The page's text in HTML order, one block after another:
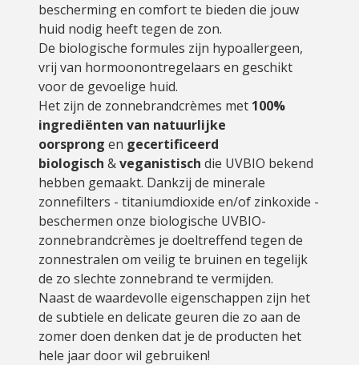
bescherming en comfort te bieden die jouw
huid nodig heeft tegen de zon.
De biologische formules zijn hypoallergeen,
vrij van hormoonontregelaars en geschikt
voor de gevoelige huid.
Het zijn de zonnebrandcrèmes met 100%
ingrediënten van natuurlijke
oorsprong en gecertificeerd
biologisch &veganistisch die UVBIO bekend
hebben gemaakt. Dankzij de minerale
zonnefilters - titaniumdioxide en/of zinkoxide -
beschermen onze biologische UVBIO-
zonnebrandcrèmes je doeltreffend tegen de
zonnestralen om veilig te bruinen en tegelijk
de zo slechte zonnebrand te vermijden.
Naast de waardevolle eigenschappen zijn het
de subtiele en delicate geuren die zo aan de
zomer doen denken dat je de producten het
hele jaar door wil gebruiken!